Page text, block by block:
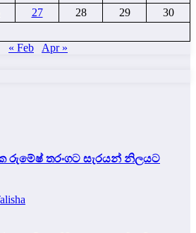
27 28 29
30
« Feb
Apr »
රුමේෂ් තරංගට සැරයන් නිලයට